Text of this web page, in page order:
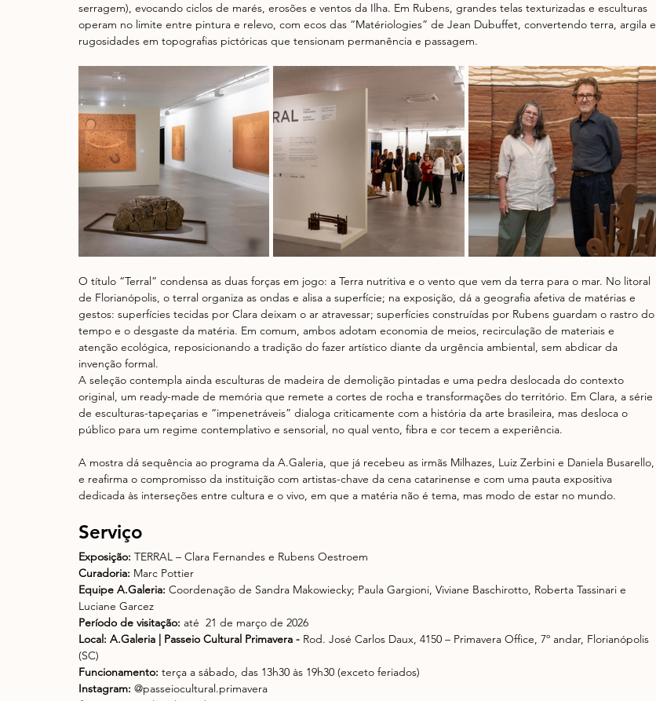
serragem), evocando ciclos de marés, erosões e ventos da Ilha. Em Rubens, grandes telas texturizadas e esculturas
operam no limite entre pintura e relevo, com ecos das “Matériologies” de Jean Dubuffet, convertendo terra, argila e
rugosidades em topografias pictóricas que tensionam permanência e passagem.
O título “Terral” condensa as duas forças em jogo: a Terra nutritiva e o vento que vem da terra para o mar. No litoral
de Florianópolis, o terral organiza as ondas e alisa a superfície; na exposição, dá a geografia afetiva de matérias e
gestos: superfícies tecidas por Clara deixam o ar atravessar; superfícies construídas por Rubens guardam o rastro do
tempo e o desgaste da matéria. Em comum, ambos adotam economia de meios, recirculação de materiais e
atenção ecológica, reposicionando a tradição do fazer artístico diante da urgência ambiental, sem abdicar da
invenção formal.
A seleção contempla ainda esculturas de madeira de demolição pintadas e uma pedra deslocada do contexto
original, um ready-made de memória que remete a cortes de rocha e transformações do território. Em Clara, a série
de esculturas-tapeçarias e “impenetráveis” dialoga criticamente com a história da arte brasileira, mas desloca o
público para um regime contemplativo e sensorial, no qual vento, fibra e cor tecem a experiência.
A mostra dá sequência ao programa da A.Galeria, que já recebeu as irmãs Milhazes, Luiz Zerbini e Daniela Busarello,
e reafirma o compromisso da instituição com artistas-chave da cena catarinense e com uma pauta expositiva
dedicada às interseções entre cultura e o vivo, em que a matéria não é tema, mas modo de estar no mundo.
Serviço
Exposição: TERRAL – Clara Fernandes e Rubens Oestroem
Curadoria: Marc Pottier
Equipe A.Galeria: Coordenação de Sandra Makowiecky; Paula Gargioni, Viviane Baschirotto, Roberta Tassinari e
Luciane Garcez
Período de visitação: até  21 de março de 2026
Local: A.Galeria | Passeio Cultural Primavera - Rod. José Carlos Daux, 4150 – Primavera Office, 7º andar, Florianópolis
(SC)
Funcionamento: terça a sábado, das 13h30 às 19h30 (exceto feriados)
Instagram: @passeiocultural.primavera